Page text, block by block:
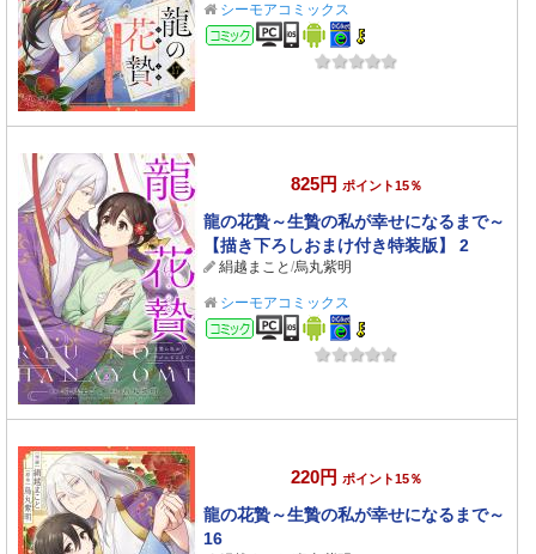
シーモアコミックス
コミック
825円 ポイント15％
龍の花贄～生贄の私が幸せになるまで～
【描き下ろしおまけ付き特装版】 2
絹越まこと /烏丸紫明
シーモアコミックス
コミック
220円 ポイント15％
龍の花贄～生贄の私が幸せになるまで～
16